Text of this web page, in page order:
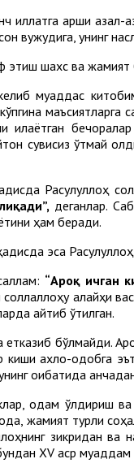
қарши азал-
вужудига, унинг
этиш шахс ва жамият
муқаддас
қилаётган
сувисиз ўтмай
Расулуллоҳ
деганлар.
ҳам беради.
эса
“Ароқ ичган
алайҳи
айтиб ўтилган.
етказиб бўлмайди.
киши ахлоқ-одобга
оқибатида
одам ўлдириш
жамият турли
зикридан ва
XV аср